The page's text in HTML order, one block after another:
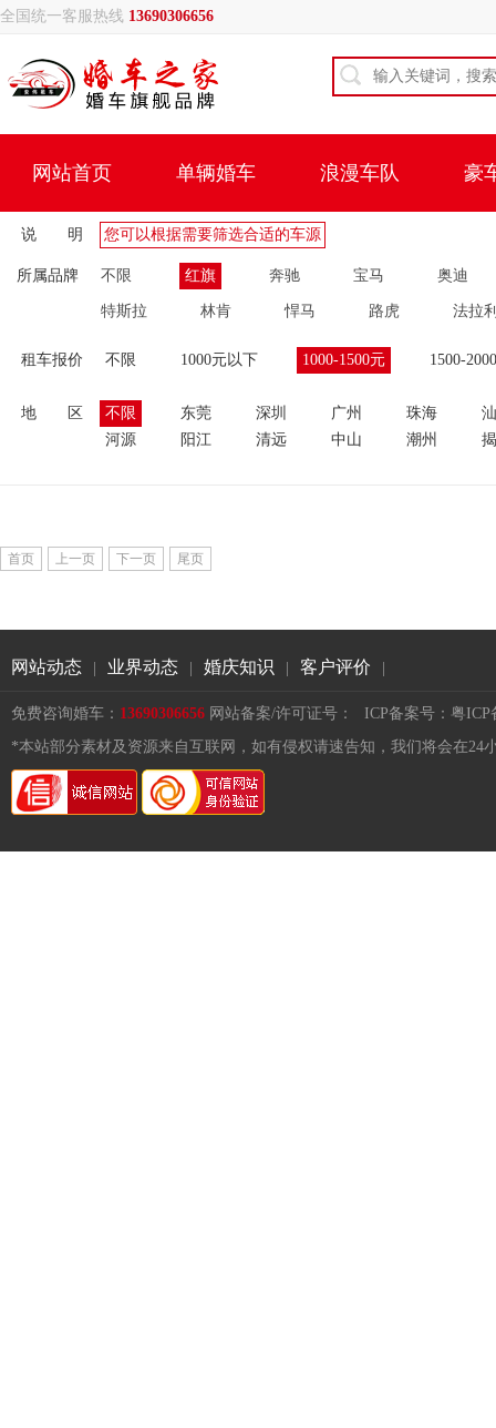
全国统一客服热线 13690306656
网站首页 单辆婚车 浪漫车队 豪
说 明 您可以根据需要筛选合适的车源
所属品牌 不限 红旗 奔驰 宝马 奥迪
特斯拉 林肯 悍马 路虎 法拉
租车报价 不限 1000元以下 1000-1500元 1500-
地 区 不限 东莞 深圳 广州 珠海
河源
阳江 清远 中山 潮州
首页 上一页 下一页 尾页
网站动态 业界动态 婚庆知识 客户评价
免费咨询婚车： 13690306656 网站备案/许可证号：
ICP备案号：粤ICP
*本站部分素材及资源来自互联网，如有侵权请速告知，我们将会在24